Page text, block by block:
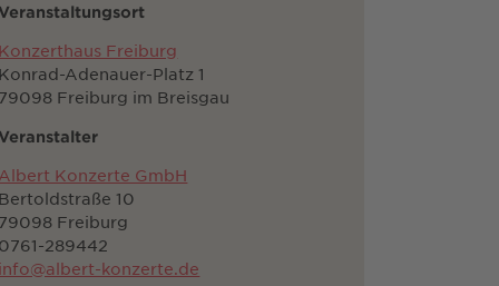
Freiburg
Adenauer-Platz 1
Freiburg im Breisgau
Konzerte GmbH
10
Freiburg
289442
konzerte.de